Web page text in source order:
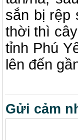
sắn bị rệp
thời thì
tỉnh Phú
lên đến
Gửi cảm